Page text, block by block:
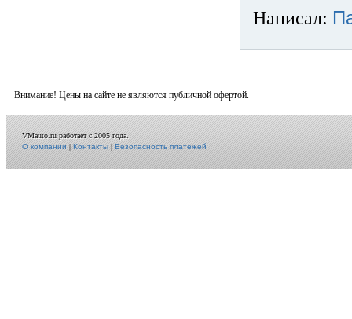
Написал:
Внимание! Цены на сайте не являются публичной офертой.
VMauto.ru работает с 2005 года.
О компании|Контакты|Безопасность платежей